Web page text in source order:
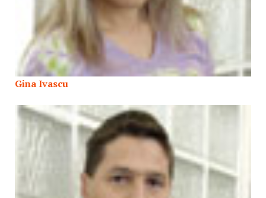
Gina Ivascu